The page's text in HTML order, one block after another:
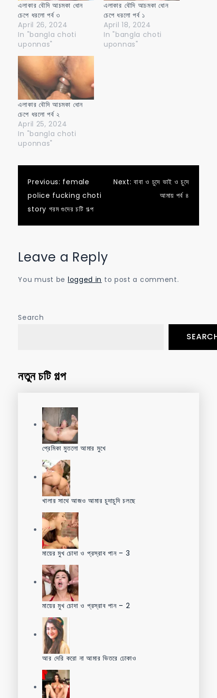
এলাকার বৌদি আচমকা ধোন
চেপে ধরলো পর্ব ৩
April 26, 2024
In "bangla choti
uponnas"
এলাকার বৌদি আচমকা ধোন
চেপে ধরলো পর্ব ১
April 18, 2024
In "bangla choti
uponnas"
এলাকার বৌদি আচমকা ধোন
চেপে ধরলো পর্ব ২
April 25, 2024
In "bangla choti
uponnas"
Post
navigation
Previous: female
police fucking choti
story গরম গুদের চটি গল্প
Next: বাবা ও চুদে ভাই ও চুদে
আমায় পর্ব ৪
Leave a Reply
You must be logged in to post a comment.
Search
নতুন চটি গল্প
প্রেমিকা মুতলো আমার মুখে
খালার সাথে আজও আমার চুদাচুদি চলছে
মায়ের মুখ চোদা ও প্রস্রাব পান – 3
মায়ের মুখ চোদা ও প্রস্রাব পান – 2
আর দেরি করো না আমার ভিতরে ঢোকাও